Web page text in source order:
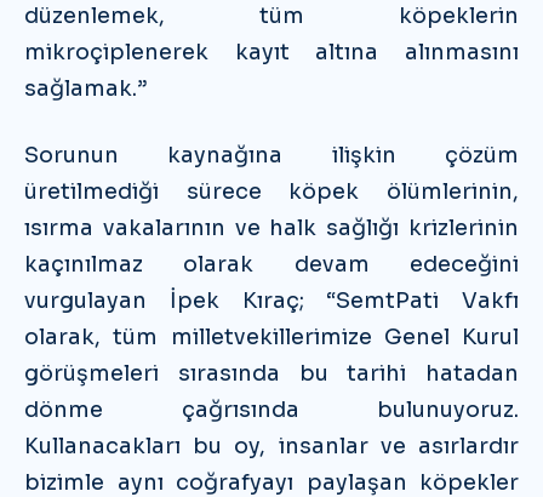
düzenlemek, tüm köpeklerin
mikroçiplenerek kayıt altına alınmasını
sağlamak.”
Sorunun kaynağına ilişkin çözüm
üretilmediği sürece köpek ölümlerinin,
ısırma vakalarının ve halk sağlığı krizlerinin
kaçınılmaz olarak devam edeceğini
vurgulayan İpek Kıraç; “SemtPati Vakfı
olarak, tüm milletvekillerimize Genel Kurul
görüşmeleri sırasında bu tarihi hatadan
dönme çağrısında bulunuyoruz.
Kullanacakları bu oy, insanlar ve asırlardır
bizimle aynı coğrafyayı paylaşan köpekler